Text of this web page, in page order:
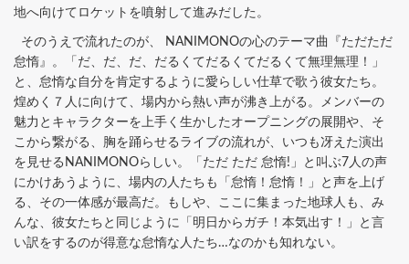
地へ向けてロケットを噴射して進みだした。
そのうえで流れたのが、 NANIMONOの心のテーマ曲『ただただ
怠惰』。「だ、だ、だ、だるくてだるくてだるくて無理無理！」
と、怠惰な自分を肯定するように愛らしい仕草で歌う彼女たち。
煌めく７人に向けて、場内から熱い声が沸き上がる。メンバーの
魅力とキャラクターを上手く生かしたオープニングの展開や、そ
こから繋がる、胸を踊らせるライブの流れが、いつも冴えた演出
を見せるNANIMONOらしい。「ただ ただ 怠惰!」と叫ぶ7人の声
にかけあうように、場内の人たちも「怠惰！怠惰！」と声を上げ
る、その一体感が最高だ。もしや、ここに集まった地球人も、み
んな、彼女たちと同じように「明日からガチ！本気出す！」と言
い訳をするのが得意な怠惰な人たち…なのかも知れない。